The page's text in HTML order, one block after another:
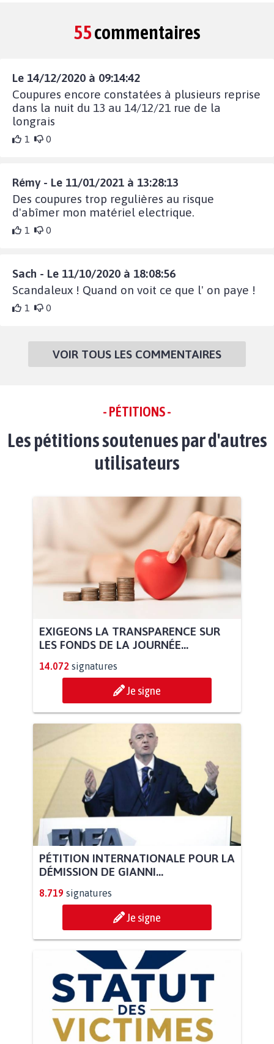
55commentaires
Le 14/12/2020 à 09:14:42
Coupures encore constatées à plusieurs reprise
dans la nuit du 13 au 14/12/21 rue de la
longrais
1 0
Rémy - Le 11/01/2021 à 13:28:13
Des coupures trop regulières au risque
d'abîmer mon matériel electrique.
1 0
Sach - Le 11/10/2020 à 18:08:56
Scandaleux ! Quand on voit ce que l' on paye !
1 0
VOIR TOUS LES COMMENTAIRES
- PÉTITIONS -
Les pétitions soutenues par d'autres
utilisateurs
EXIGEONS LA TRANSPARENCE SUR
LES FONDS DE LA JOURNÉE...
14.072 signatures
Je signe
PÉTITION INTERNATIONALE POUR LA
DÉMISSION DE GIANNI...
8.719 signatures
Je signe